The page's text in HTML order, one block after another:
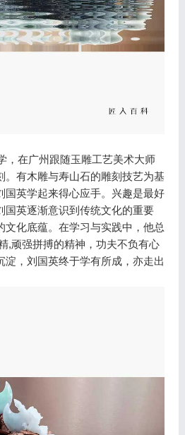
，在广州跟随玉雕工艺美术大师
。有木雕与寿山石的雕刻技艺为基
国英学起来得心应手。兴趣是最好
国英逐渐意识到传统文化的重要
文化底蕴。在学习与实践中，他总
,顽强拼搏的精神，功夫不负有心
淀，刘国英终于学有所成，亦走出